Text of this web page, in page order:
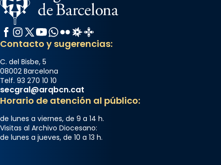
Facebook
Instagram
X / Twitter
YouTube
WhatsApp
FlickrRadio Estel
Catalunya Cristiana
Contacto y sugerencias:
C. del Bisbe, 5
08002 Barcelona
Telf. 93 270 10 10
secgral@arqbcn.cat
Horario de atención al público:
de lunes a viernes, de 9 a 14 h.
Visitas al Archivo Diocesano:
de lunes a jueves, de 10 a 13 h.